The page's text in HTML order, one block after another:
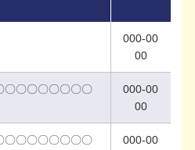
000-00
00
〇〇〇〇〇〇〇〇
000-00
00
〇〇〇〇〇〇〇〇
000-00